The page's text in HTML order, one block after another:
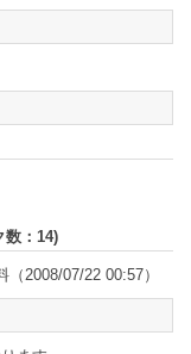
： 14)
（2008/07/22 00:57）